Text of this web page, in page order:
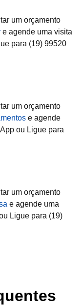
um orçamento
e agende uma visita
para (19) 99520
um orçamento
e agende
ou Ligue para
um orçamento
e agende uma
Ligue para (19)